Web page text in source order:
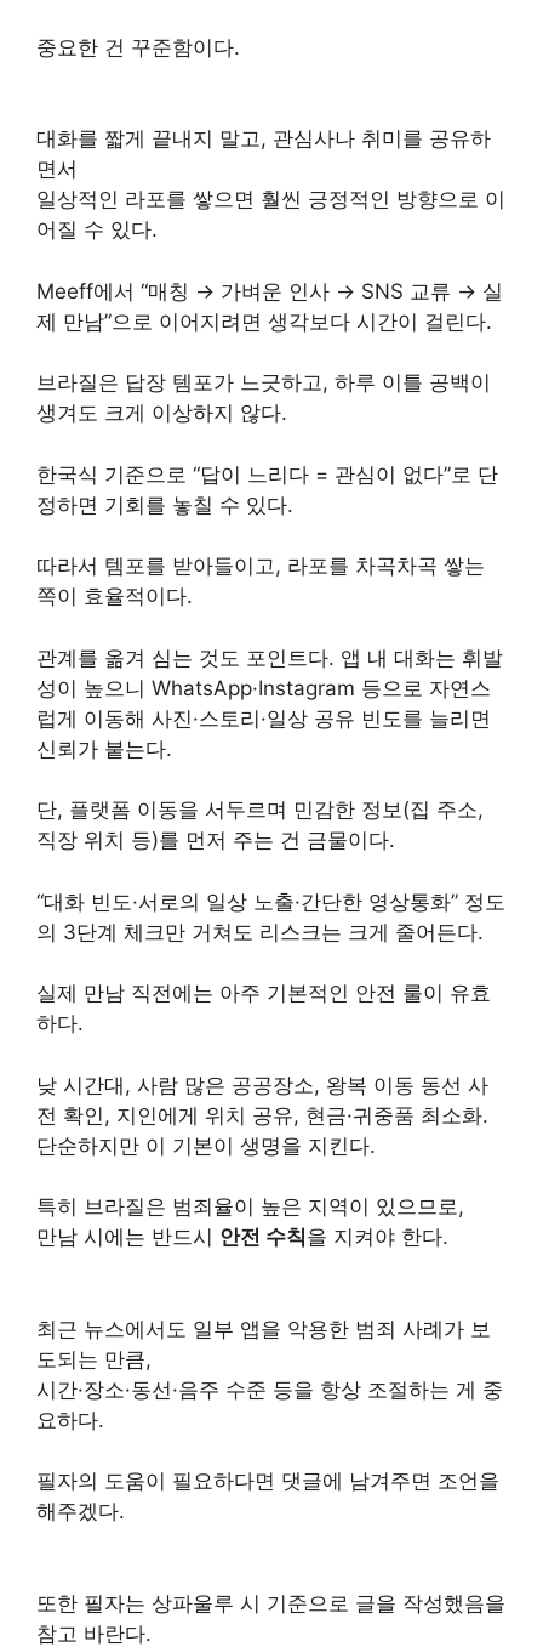
중요한 건 꾸준함이다.
대화를 짧게 끝내지 말고, 관심사나 취미를 공유하
면서
일상적인 라포를 쌓으면 훨씬 긍정적인 방향으로 이
어질 수 있다.
Meeff에서 “매칭 → 가벼운 인사 → SNS 교류 → 실
제 만남”으로 이어지려면 생각보다 시간이 걸린다.
브라질은 답장 템포가 느긋하고, 하루 이틀 공백이
생겨도 크게 이상하지 않다.
한국식 기준으로 “답이 느리다 = 관심이 없다”로 단
정하면 기회를 놓칠 수 있다.
따라서 템포를 받아들이고, 라포를 차곡차곡 쌓는
쪽이 효율적이다.
관계를 옮겨 심는 것도 포인트다. 앱 내 대화는 휘발
성이 높으니 WhatsApp·Instagram 등으로 자연스
럽게 이동해 사진·스토리·일상 공유 빈도를 늘리면
신뢰가 붙는다.
단, 플랫폼 이동을 서두르며 민감한 정보(집 주소,
직장 위치 등)를 먼저 주는 건 금물이다.
“대화 빈도·서로의 일상 노출·간단한 영상통화” 정도
의 3단계 체크만 거쳐도 리스크는 크게 줄어든다.
실제 만남 직전에는 아주 기본적인 안전 룰이 유효
하다.
낮 시간대, 사람 많은 공공장소, 왕복 이동 동선 사
전 확인, 지인에게 위치 공유, 현금·귀중품 최소화.
단순하지만 이 기본이 생명을 지킨다.
특히 브라질은 범죄율이 높은 지역이 있으므로,
만남 시에는 반드시 안전 수칙을 지켜야 한다.
최근 뉴스에서도 일부 앱을 악용한 범죄 사례가 보
도되는 만큼,
시간·장소·동선·음주 수준 등을 항상 조절하는 게 중
요하다.
필자의 도움이 필요하다면 댓글에 남겨주면 조언을
해주겠다.
또한 필자는 상파울루 시 기준으로 글을 작성했음을
참고 바란다.